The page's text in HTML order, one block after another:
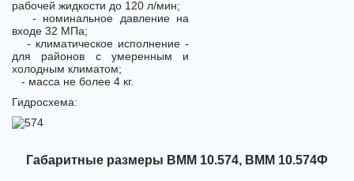
рабочей жидкости до 120 л/мин;
- номинальное давление на
входе 32 МПа;
- климатическое исполнение -
для районов с умеренным и
холодным климатом;
- масса не более 4 кг.
Гидросхема:
Габаритные размеры ВММ 10.574, ВММ 10.574Ф